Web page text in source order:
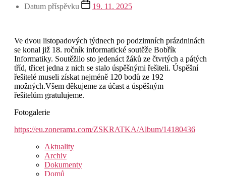
Datum příspěvku
19. 11. 2025
Ve dvou listopadových týdnech po podzimních prázdninách
se konal již 18. ročník informatické soutěže Bobřík
Informatiky. Soutěžilo sto jedenáct žáků ze čtvrtých a pátých
tříd, třicet jedna z nich se stalo úspěšnými řešiteli. Úspěšní
řešitelé museli získat nejméně 120 bodů ze 192
možných.Všem děkujeme za účast a úspěšným
řešitelům gratulujeme.
Fotogalerie
https://eu.zonerama.com/ZSKRATKA/Album/14180436
Aktuality
Archiv
Dokumenty
Domů